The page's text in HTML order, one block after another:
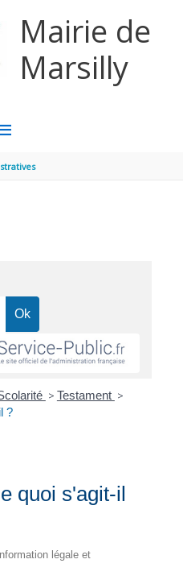
Mairie de
Marsilly
> Testament >
?
quoi s'agit-il
légale et